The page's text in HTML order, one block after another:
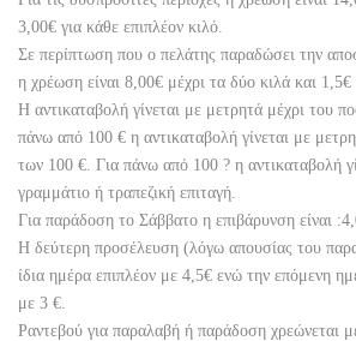
3,00€ για κάθε επιπλέον κιλό.
Σε περίπτωση που ο πελάτης παραδώσει την
η χρέωση είναι 8,00€ μέχρι τα δύο κιλά και 1,5€
Η αντικαταβολή γίνεται με μετρητά μέχρι του
πάνω από 100 € η αντικαταβολή γίνεται με
των 100 €. Για πάνω από 100 ? η αντικαταβολή
γραμμάτιο ή τραπεζική επιταγή.
Για παράδοση το Σάββατο η επιβάρυνση είναι
H δεύτερη προσέλευση (λόγω απουσίας του
ίδια ημέρα επιπλέον με 4,5€ ενώ την επόμενη
με 3 €.
Ραντεβού για παραλαβή ή παράδοση χρεώνεται